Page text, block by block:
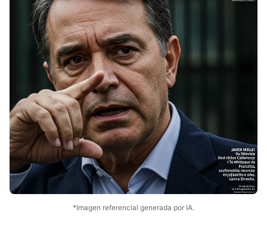
*Imagen referencial generada por IA.